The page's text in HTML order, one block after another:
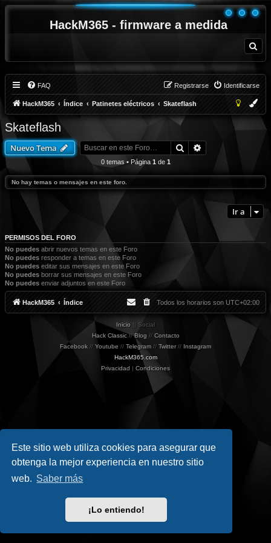
Este sitio web utiliza cookies para asegurar que
obtenga la mejor experiencia en nuestro sitio
web. Saber más
¡Lo entiendo!
HackM365 - firmware a medida
u
FAQ Identificarse
Registrarse
HackM365 Índice Patinetes eléctricos Skateflash
Skateflash
Nuevo Tema Buscar
0 temas • Página 1 de 1
No hay temas o mensajes en este foro.
Ir a
PERMISOS DEL FORO
No puedes abrir nuevos temas en este Foro
No puedes responder a temas en este Foro
No puedes editar sus mensajes en este Foro
No puedes borrar sus mensajes en este Foro
No puedes enviar adjuntos en este Foro
HackM365 Índice Todos los horarios son UTC+02:00
Inicio || Social
Hack Classic//Blog // Contacto
Facebook // Youtube // Telegram // Twitter// Instagram
HackM365.com
Privacidad | Condiciones